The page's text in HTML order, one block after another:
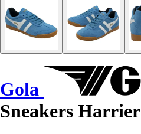
Gola
Sneakers Harrier